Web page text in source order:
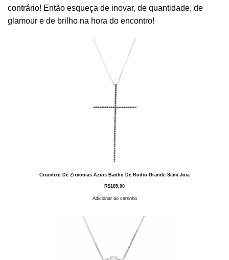
contrário! Então esqueça de inovar, de quantidade, de
glamour e de brilho na hora do encontro!
Crucifixo De Zirconias Azuis Banho De Rodio Grande Semi Joia
R$185,00
Adicionar ao carrinho